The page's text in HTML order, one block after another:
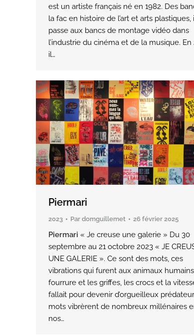
est un artiste français né en 1982. Des
la fac en histoire de l’art et arts plastiques,
passe aux bancs de montage vidéo dans
l’industrie du cinéma et de la musique. En
il…
Piermari
2023 Par domguillemet 26 février 2025
Piermari « Je creuse une galerie » Du 30
septembre au 21 octobre 2023 « JE
UNE GALERIE ». Ce sont des mots, ces
vibrations qui furent aux animaux
fourrure et les griffes, les crocs et la
fallait pour devenir d’orgueilleux
mots vibrèrent de nombreux millénaires
nos…